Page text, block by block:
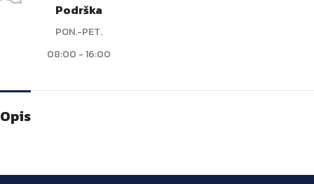
Podrška
PON.-PET.
08:00 - 16:00
Opis